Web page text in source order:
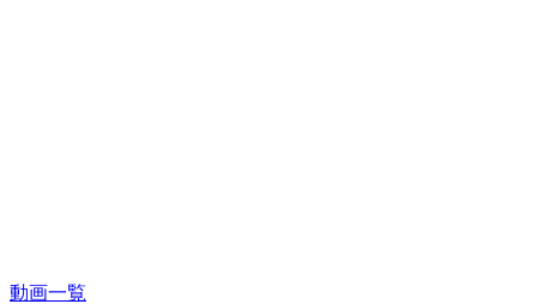
動画一覧